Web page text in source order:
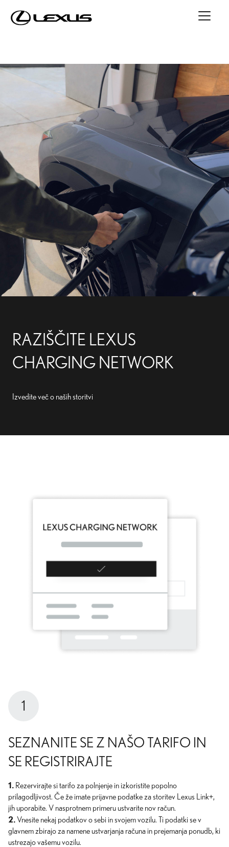
RAZIŠČITE LEXUS
CHARGING NETWORK
Izvedite več o naših storitvi
1
SEZNANITE SE Z NAŠO TARIFO IN
SE REGISTRIRAJTE
1. Rezervirajte si tarifo za polnjenje in izkoristite popolno
prilagodljivost. Če že imate prijavne podatke za storitev Lexus Link+,
jih uporabite. V nasprotnem primeru ustvarite nov račun.
2. Vnesite nekaj podatkov o sebi in svojem vozilu. Ti podatki se v
glavnem zbirajo za namene ustvarjanja računa in prejemanja ponudb, ki
ustrezajo vašemu vozilu.